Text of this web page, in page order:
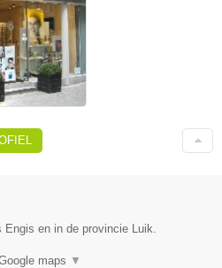
en in de provincie Luik.
maps ▼